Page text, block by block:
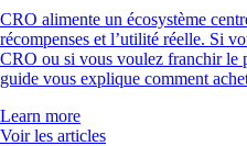
CRO alimente un écosystème
récompenses et l’utilité réelle. Si
CRO ou si vous voulez franchir le
guide vous explique comment
Learn more
Voir les articles